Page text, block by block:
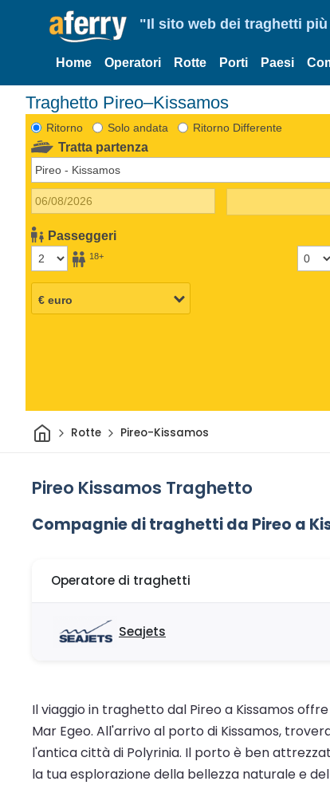
"Il sito web dei traghetti
Home Operatori Rotte Porti Paesi
Traghetto Pireo–Kissamos
Ritorno Solo andata Ritorno Differente
Tratta partenza
Passeggeri
18+
CasaRotte Pireo-Kissamos
Pireo Kissamos Traghetto
Compagnie di traghetti da Pireo a
Operatore di traghetti
Seajets
Il viaggio in traghetto dal Pireo a Kissamos
Mar Egeo. All'arrivo al porto di Kissamos,
l'antica città di Polyrinia. Il porto è ben
la tua esplorazione della bellezza naturale e